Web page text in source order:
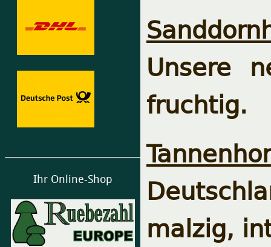
Ihr Online-Shop
Unsere
fruchtig.
malzig,